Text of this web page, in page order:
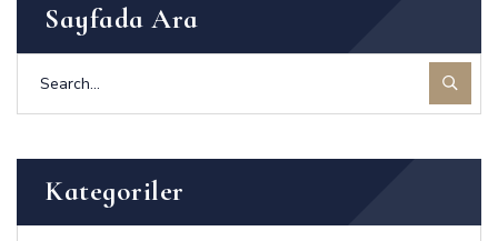
Sayfada Ara
Kategoriler